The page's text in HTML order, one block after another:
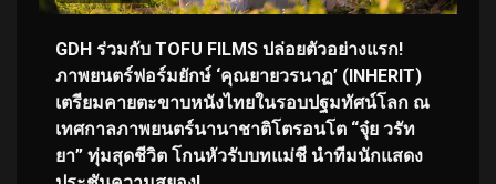
GDH ร่วมกับ TOFU FILMS ปล่อยตัวอย่างแรก!
ภาพยนตร์ฟอร์มยักษ์ ‘คุณยายวรนาฏ’ (INHERIT)
เตรียมคายตะขาบหนังไทยในรอบปฐมทัศน์โลก ณ
เทศกาลภาพยนตร์นานาชาติโตรอนโต “จุ๋ย วรัท
ยา” ทุ่มสุดชีวิต โกนหัวรับบทแม่ชี นำทีมนักแสดง